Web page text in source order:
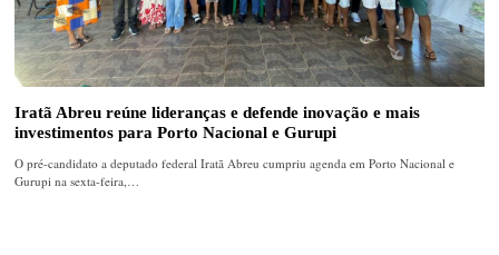
Iratã Abreu reúne lideranças e defende inovação e mais
investimentos para Porto Nacional e Gurupi
O pré-candidato a deputado federal Iratã Abreu cumpriu agenda em Porto Nacional e
Gurupi na sexta-feira,…